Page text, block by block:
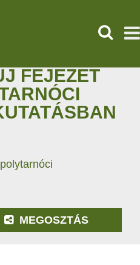
FEJEZET
MEGOSZTÁS